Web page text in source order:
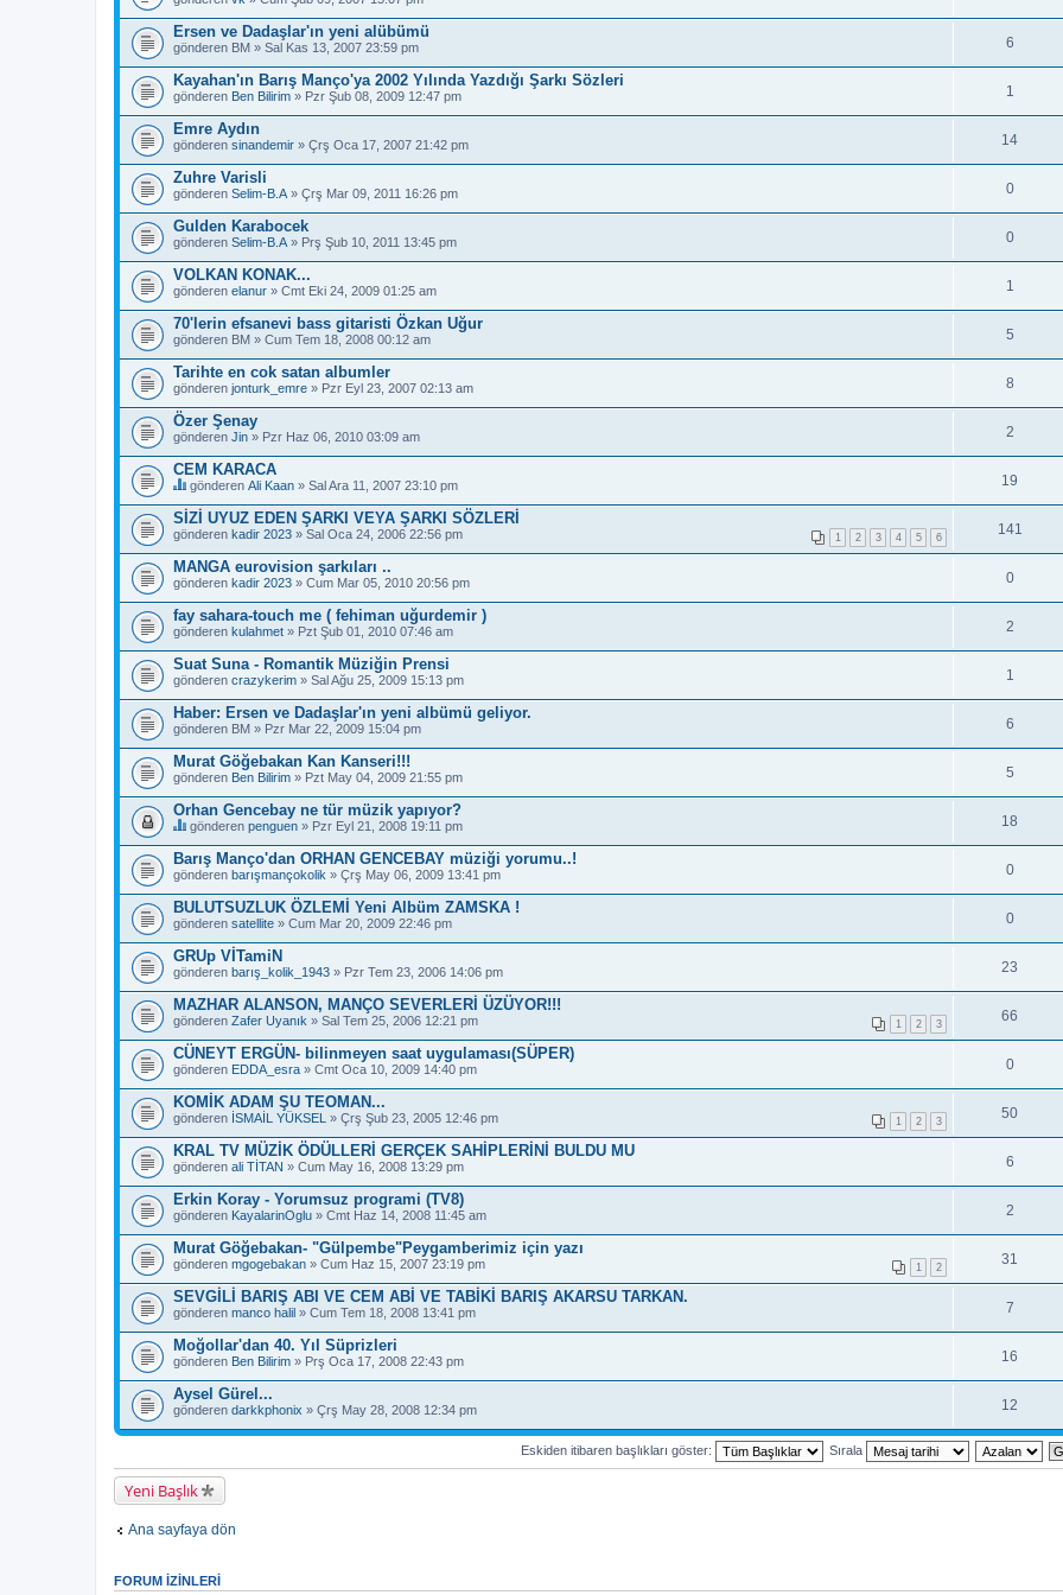
Ersen ve Dadaşlar'ın yeni alübümü
gönderen BM » Sal Kas 13, 2007 23:59 pm 6
Kayahan'ın Barış Manço'ya 2002 Yılında Yazdığı Şarkı Sözleri
gönderen Ben Bilirim » Pzr Şub 08, 2009 12:47 pm 1
Emre Aydın
gönderen sinandemir » Çrş Oca 17, 2007 21:42 pm 14
Zuhre Varisli
gönderen Selim-B.A » Çrş Mar 09, 2011 16:26 pm 0
Gulden Karabocek
gönderen Selim-B.A » Prş Şub 10, 2011 13:45 pm 0
VOLKAN KONAK...
gönderen elanur » Cmt Eki 24, 2009 01:25 am 1
70'lerin efsanevi bass gitaristi Özkan Uğur
gönderen BM » Cum Tem 18, 2008 00:12 am 5
Tarihte en cok satan albumler
gönderen jonturk_emre » Pzr Eyl 23, 2007 02:13 am 8
Özer Şenay
gönderen Jin » Pzr Haz 06, 2010 03:09 am 2
CEM KARACA
B
u
b
a
ş
l
ı
b
i
r
a
n
k
e
t
e
a
h
i
p
.
gönderen Ali Kaan » Sal Ara 11, 2007 23:10 pm 19
SİZİ UYUZ EDEN ŞARKI VEYA ŞARKI SÖZLERİ
1 2 3 4 5 6
gönderen kadir 2023 » Sal Oca 24, 2006 22:56 pm 141
MANGA eurovision şarkıları ..
gönderen kadir 2023 » Cum Mar 05, 2010 20:56 pm 0
fay sahara-touch me ( fehiman uğurdemir )
gönderen kulahmet » Pzt Şub 01, 2010 07:46 am 2
Suat Suna - Romantik Müziğin Prensi
gönderen crazykerim » Sal Ağu 25, 2009 15:13 pm 1
Haber: Ersen ve Dadaşlar'ın yeni albümü geliyor.
gönderen BM » Pzr Mar 22, 2009 15:04 pm 6
Murat Göğebakan Kan Kanseri!!!
gönderen Ben Bilirim » Pzt May 04, 2009 21:55 pm 5
Orhan Gencebay ne tür müzik yapıyor?
B
b
a
ş
l
ı
b
i
r
a
n
k
e
t
e
a
h
i
p
.
gönderen penguen » Pzr Eyl 21, 2008 19:11 pm 18
Barış Manço'dan ORHAN GENCEBAY müziği yorumu..!
gönderen barışmançokolik » Çrş May 06, 2009 13:41 pm 0
BULUTSUZLUK ÖZLEMİ Yeni Albüm ZAMSKA !
gönderen satellite » Cum Mar 20, 2009 22:46 pm 0
GRUp VİTamiN
gönderen barış_kolik_1943 » Pzr Tem 23, 2006 14:06 pm 23
MAZHAR ALANSON, MANÇO SEVERLERİ ÜZÜYOR!!!
1 2 3
gönderen Zafer Uyanık » Sal Tem 25, 2006 12:21 pm 66
CÜNEYT ERGÜN- bilinmeyen saat uygulaması(SÜPER)
gönderen EDDA_esra » Cmt Oca 10, 2009 14:40 pm 0
KOMİK ADAM ŞU TEOMAN...
1 2 3
gönderen İSMAİL YÜKSEL » Çrş Şub 23, 2005 12:46 pm 50
KRAL TV MÜZİK ÖDÜLLERİ GERÇEK SAHİPLERİNİ BULDU MU
gönderen ali TİTAN » Cum May 16, 2008 13:29 pm 6
Erkin Koray - Yorumsuz programi (TV8)
gönderen KayalarinOglu » Cmt Haz 14, 2008 11:45 am 2
Murat Göğebakan- "Gülpembe"Peygamberimiz için yazı
1 2
gönderen mgogebakan » Cum Haz 15, 2007 23:19 pm 31
SEVGİLİ BARIŞ ABI VE CEM ABİ VE TABİKİ BARIŞ AKARSU TARKAN.
gönderen manco halil » Cum Tem 18, 2008 13:41 pm 7
Moğollar'dan 40. Yıl Süprizleri
gönderen Ben Bilirim » Prş Oca 17, 2008 22:43 pm 16
Aysel Gürel...
gönderen darkkphonix » Çrş May 28, 2008 12:34 pm 12
Eskiden itibaren başlıkları göster: Sırala
Yeni Başlık
Ana sayfaya dön
FORUM IZINLERI